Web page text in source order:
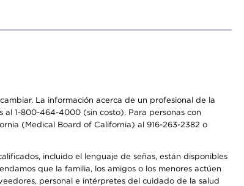
La información acerca de un profesional de la
1-800-464-4000 (sin costo). Para personas con
(Medical Board of California) al 916-263-2382 o
incluido el lenguaje de señas, están disponibles
que la familia, los amigos o los menores actúen
personal e intérpretes del cuidado de la salud